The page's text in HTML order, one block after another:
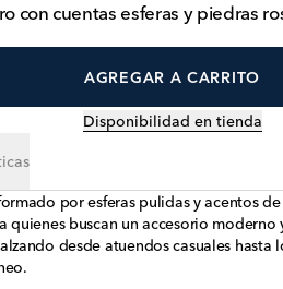
con cuentas esferas y piedras
AGREGAR A CARRITO
Disponibilidad en tienda
por esferas pulidas y acentos
quienes buscan un accesorio moderno
desde atuendos casuales hasta